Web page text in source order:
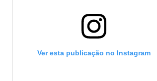
Ver esta publicação no Instagram